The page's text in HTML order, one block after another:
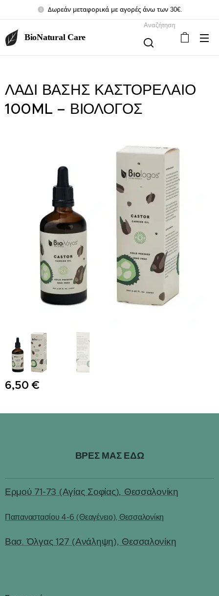
Δωρεάν μεταφορικά με αγορές άνω των 30€.
BioNatural Care
Αναζήτηση
ΛΑΔΙ ΒΑΣΗΣ ΚΑΣΤΟΡΕΛΑΙΟ
100ML – ΒΙΟΛΟΓΟΣ
6,50 €
ΒΡΕΣ ΜΑΣ ΕΔΩ
Ερμού 71-73 (Αγίας Σοφίας), Θεσσαλονίκη
Παπαναστασίου 4-6 (Θεαγένειο), Θεσσαλονίκη
Βασ. Όλγας 127 (Ανάληψη), Θεσσαλονίκη